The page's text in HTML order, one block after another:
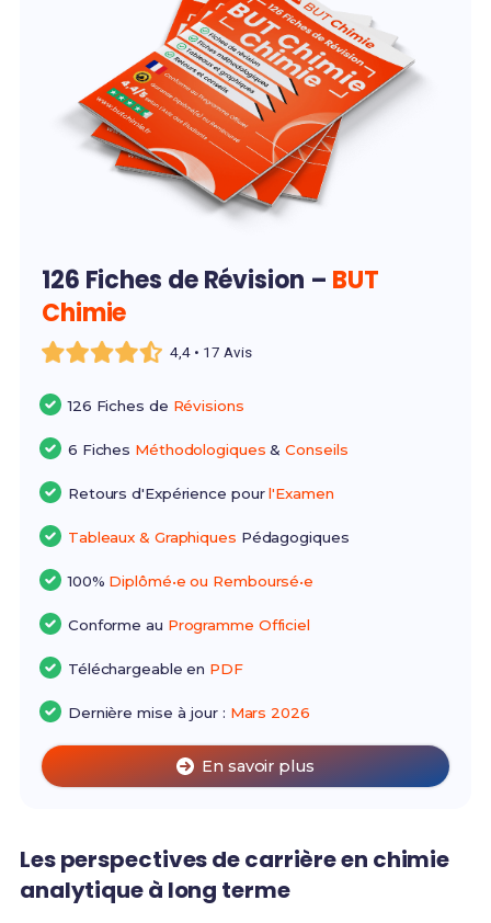
126 Fiches de Révision – BUT
Chimie
4,4 • 17 Avis
126 Fiches de Révisions
6 Fiches Méthodologiques &Conseils
Retours d'Expérience pourl'Examen
Tableaux & Graphiques Pédagogiques
100% Diplômé•e ou Remboursé•e
Conforme au Programme Officiel
Téléchargeable en PDF
Dernière mise à jour : Mars 2026
En savoir plus
Les perspectives de carrière en chimie
analytique à long terme